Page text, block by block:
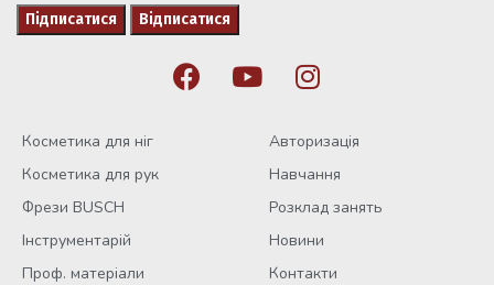
Косметика для ніг
Косметика для рук
Фрези BUSCH
Інструментарій
Проф. матеріали
Авторизація
Навчання
Розклад занять
Новини
Контакти